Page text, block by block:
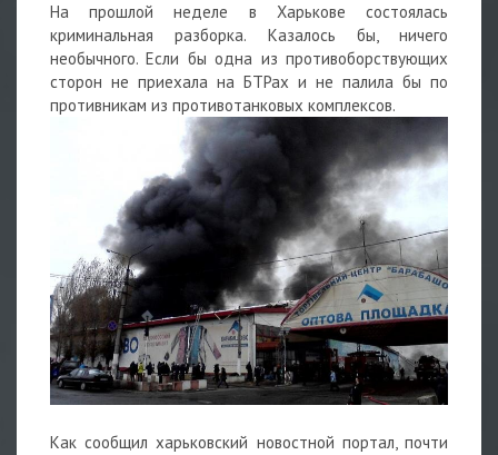
На прошлой неделе в Харькове состоялась
криминальная разборка. Казалось бы, ничего
необычного. Если бы одна из противоборствующих
сторон не приехала на БТРах и не палила бы по
противникам из противотанковых комплексов.
Как сообщил харьковский новостной портал, почти